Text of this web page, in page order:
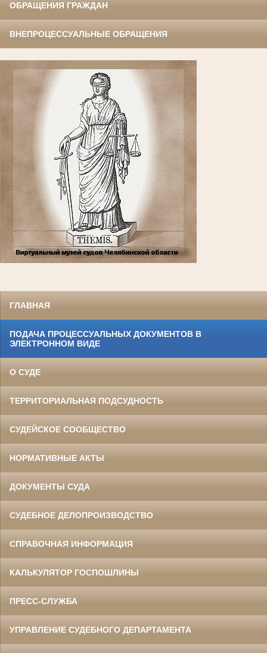
ОБРАЩЕНИЯ ГРАЖДАН
ВНЕПРОЦЕССУАЛЬНЫЕ ОБРАЩЕНИЯ
ГЛАВНАЯ
ПОДАЧА ПРОЦЕССУАЛЬНЫХ ДОКУМЕНТОВ В
ЭЛЕКТРОННОМ ВИДЕ
О СУДЕ
ТЕРРИТОРИАЛЬНАЯ ПОДСУДНОСТЬ
СУДЕЙСКОЕ СООБЩЕСТВО
НОРМАТИВНЫЕ АКТЫ
ДОКУМЕНТЫ СУДА
СУДЕБНОЕ ДЕЛОПРОИЗВОДСТВО
СПРАВОЧНАЯ ИНФОРМАЦИЯ
КАЛЬКУЛЯТОР ГОСПОШЛИНЫ
ПРЕСС-СЛУЖБА
УПРАВЛЕНИЕ СУДЕБНОГО ДЕПАРТАМЕНТА